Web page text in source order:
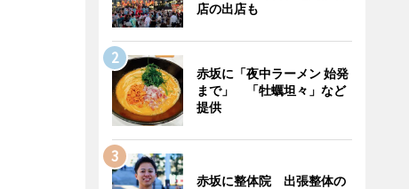
店の出店も
赤坂に「夜中ラーメン 始発
まで」 「牡蠣坦々」など
提供
赤坂に整体院 出張整体の